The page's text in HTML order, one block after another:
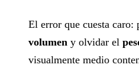
El error que cuesta caro:
volumen y olvidar el
visualmente medio